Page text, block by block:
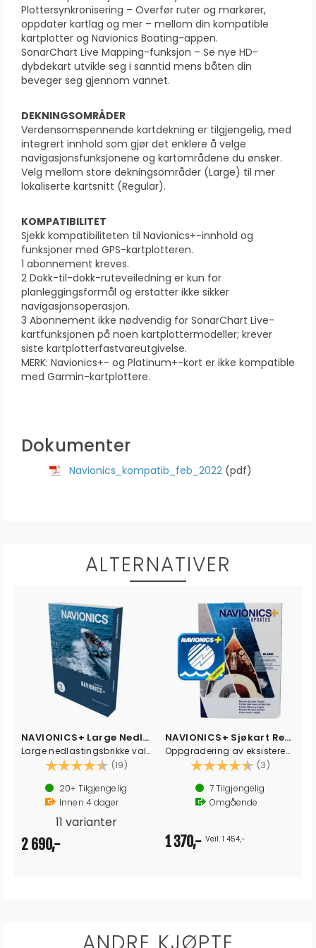
Plottersynkronisering – Overfør ruter og markører,
oppdater kartlag og mer – mellom din kompatible
kartplotter og Navionics Boating-appen.
SonarChart Live Mapping-funksjon – Se nye HD-
dybdekart utvikle seg i sanntid mens båten din
beveger seg gjennom vannet.
DEKNINGSOMRÅDER
Verdensomspennende kartdekning er tilgjengelig, med
integrert innhold som gjør det enklere å velge
navigasjonsfunksjonene og kartområdene du ønsker.
Velg mellom store dekningsområder (Large) til mer
lokaliserte kartsnitt (Regular).
KOMPATIBILITET
Sjekk kompatibiliteten til Navionics+-innhold og
funksjoner med GPS-kartplotteren.
1 abonnement kreves.
2 Dokk-til-dokk-ruteveiledning er kun for
planleggingsformål og erstatter ikke sikker
navigasjonsoperasjon.
3 Abonnement ikke nødvendig for SonarChart Live-
kartfunksjonen på noen kartplottermodeller; krever
siste kartplotterfastvareutgivelse.
MERK: Navionics+- og Platinum+-kort er ikke kompatible
med Garmin-kartplottere.
Dokumenter
Navionics_kompatib_feb_2022 (pdf)
ALTERNATIVER
NAVIONICS+ Large Nedlasting
Large nedlastingsbrikke valgfritt område
Karakter: (19) 4.5 av 5 mulige
20+ Tilgjengelig
Innen 4dager
11 varianter
2 690,-
NAVIONICS+ Sjøkart Regular, Oppgradering
Oppgradering av eksisterende kart på SD
Karakter: (3)
7Tilgjengelig
Omgående
1 370,- Veil. 1 454,-